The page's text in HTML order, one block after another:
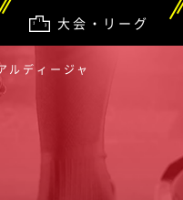
大会・リーグ
ルディージャ